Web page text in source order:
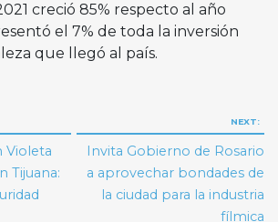
creció 85% respecto al año
el 7% de toda la inversión
que llegó al país.
Violeta
Tijuana:
NEXT:
Invita Gobierno de Rosario
a aprovechar bondades de
la ciudad para la industria
fílmica